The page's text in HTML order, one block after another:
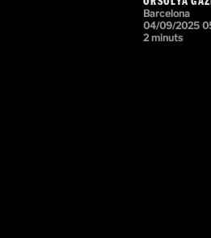
Barcelona
04/09/2025
2 minuts